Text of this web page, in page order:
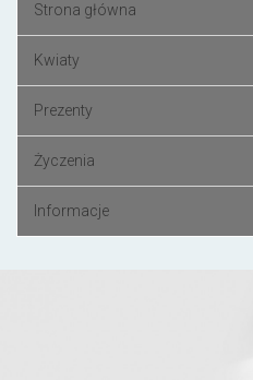
Strona główna
Kwiaty
Prezenty
Życzenia
Informacje